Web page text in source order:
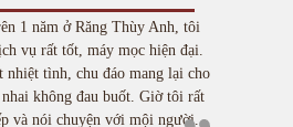
1 năm ở Răng Thùy Anh, tôi
vụ rất tốt, máy mọc hiện đại.
nhiệt tình, chu đáo mang lại cho
không đau buốt. Giờ tôi rất
và nói chuyện với mội người.